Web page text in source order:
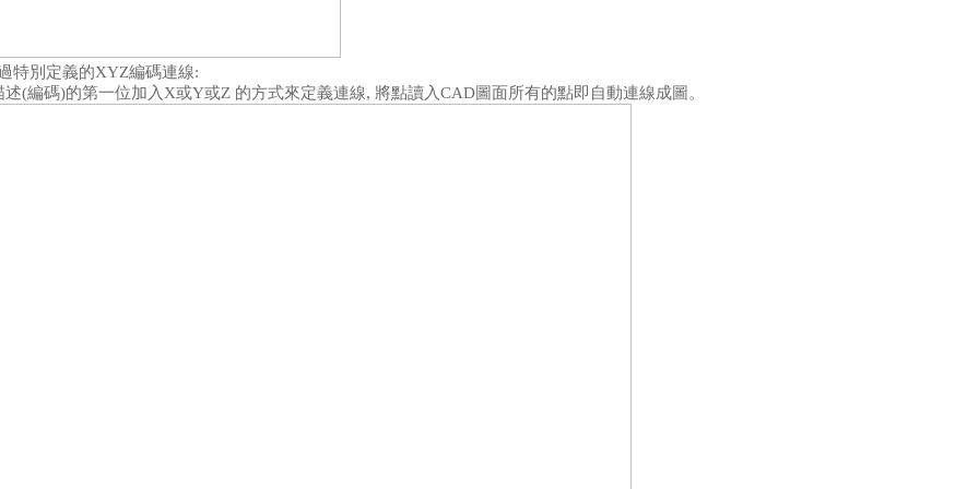
特別定義的XYZ編碼連線:
述(編碼)的第一位加入 X或Y或Z 的方式來定義連線, 將點讀入CAD圖面所有的點即自動連線成圖。